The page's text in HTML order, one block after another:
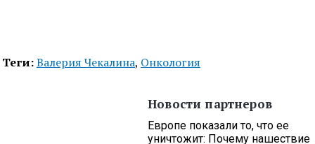
Теги:Валерия Чекалина, Онкология
Новости партнеров
Европе показали то, что ее
уничтожит: Почему нашествие